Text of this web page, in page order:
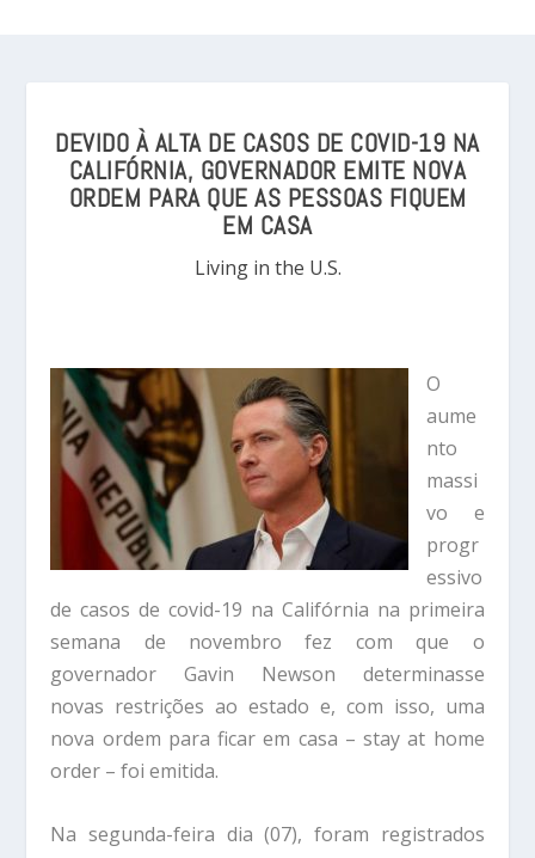
DEVIDO À ALTA DE CASOS DE COVID-19 NA
CALIFÓRNIA, GOVERNADOR EMITE NOVA
ORDEM PARA QUE AS PESSOAS FIQUEM
EM CASA
Living in the U.S.
O
aume
nto
massi
vo e
progr
essivo
de casos de covid-19 na Califórnia na primeira
semana de novembro fez com que o
governador Gavin Newson determinasse
novas restrições ao estado e, com isso, uma
nova ordem para ficar em casa – stay at home
order – foi emitida.
Na segunda-feira dia (07), foram registrados